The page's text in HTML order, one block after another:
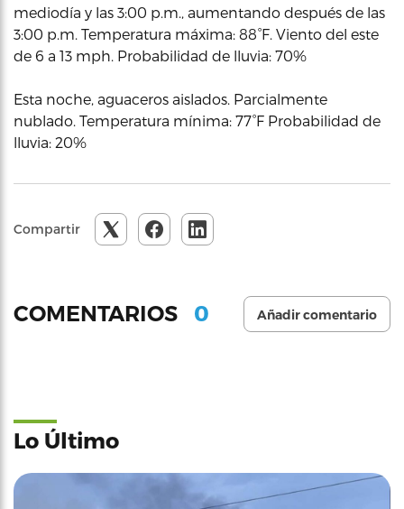
mediodía y las 3:00 p.m., aumentando después de las
3:00 p.m. Temperatura máxima: 88°F. Viento del este
de 6 a 13 mph. Probabilidad de lluvia: 70%
Esta noche, aguaceros aislados. Parcialmente
nublado. Temperatura mínima: 77°F Probabilidad de
lluvia: 20%
Compartir
COMENTARIOS 0 Añadir comentario
Lo Último